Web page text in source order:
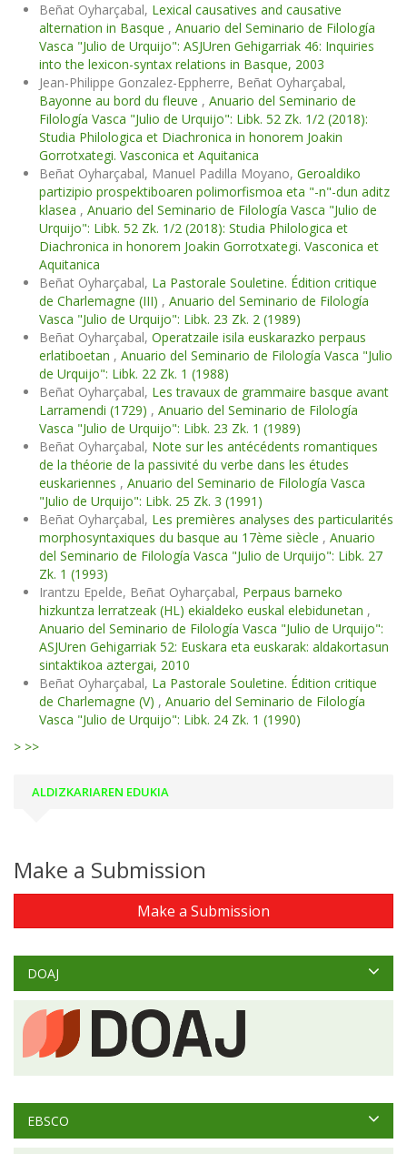
Beñat Oyharçabal, Lexical causatives and causative
alternation in Basque , Anuario del Seminario de Filología
Vasca "Julio de Urquijo": ASJUren Gehigarriak 46: Inquiries
into the lexicon-syntax relations in Basque, 2003
Jean-Philippe Gonzalez-Eppherre, Beñat Oyharçabal,
Bayonne au bord du fleuve , Anuario del Seminario de
Filología Vasca "Julio de Urquijo": Libk. 52 Zk. 1/2 (2018):
Studia Philologica et Diachronica in honorem Joakin
Gorrotxategi. Vasconica et Aquitanica
Beñat Oyharçabal, Manuel Padilla Moyano, Geroaldiko
partizipio prospektiboaren polimorfismoa eta "-n"-dun aditz
klasea , Anuario del Seminario de Filología Vasca "Julio de
Urquijo": Libk. 52 Zk. 1/2 (2018): Studia Philologica et
Diachronica in honorem Joakin Gorrotxategi. Vasconica et
Aquitanica
Beñat Oyharçabal, La Pastorale Souletine. Édition critique
de Charlemagne (III) , Anuario del Seminario de Filología
Vasca "Julio de Urquijo": Libk. 23 Zk. 2 (1989)
Beñat Oyharçabal, Operatzaile isila euskarazko perpaus
erlatiboetan , Anuario del Seminario de Filología Vasca "Julio
de Urquijo": Libk. 22 Zk. 1 (1988)
Beñat Oyharçabal, Les travaux de grammaire basque avant
Larramendi (1729) , Anuario del Seminario de Filología
Vasca "Julio de Urquijo": Libk. 23 Zk. 1 (1989)
Beñat Oyharçabal, Note sur les antécédents romantiques
de la théorie de la passivité du verbe dans les études
euskariennes , Anuario del Seminario de Filología Vasca
"Julio de Urquijo": Libk. 25 Zk. 3 (1991)
Beñat Oyharçabal, Les premières analyses des particularités
morphosyntaxiques du basque au 17ème siècle , Anuario
del Seminario de Filología Vasca "Julio de Urquijo": Libk. 27
Zk. 1 (1993)
Irantzu Epelde, Beñat Oyharçabal, Perpaus barneko
hizkuntza lerratzeak (HL) ekialdeko euskal elebidunetan ,
Anuario del Seminario de Filología Vasca "Julio de Urquijo":
ASJUren Gehigarriak 52: Euskara eta euskarak: aldakortasun
sintaktikoa aztergai, 2010
Beñat Oyharçabal, La Pastorale Souletine. Édition critique
de Charlemagne (V) , Anuario del Seminario de Filología
Vasca "Julio de Urquijo": Libk. 24 Zk. 1 (1990)
> >>
ALDIZKARIAREN EDUKIA
Make a Submission
Make a Submission
DOAJ
EBSCO